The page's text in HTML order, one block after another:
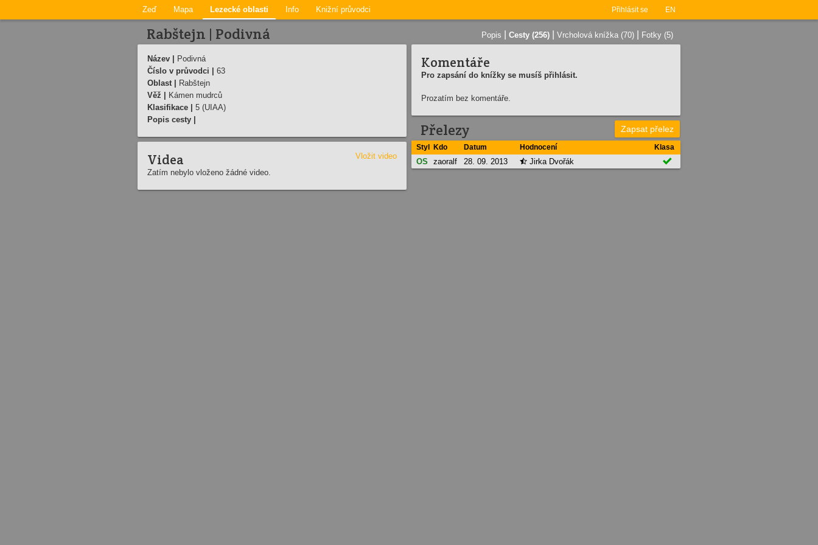
Přihlásit se EN
Zeď Mapa Lezecké oblasti Info Knižní průvodci
Rabštejn | Podivná Popis Cesty (256) Vrcholová knížka (70) Fotky (5)
Název |
Podivná
Číslo v průvodci |
63
Oblast |
Rabštejn
Věž |
Kámen mudrců
Klasifikace |
5 (UIAA)
Popis cesty |
Videa
Vložit video
Zatím nebylo vloženo žádné video.
Komentáře
Pro zapsání do knížky se musíš přihlásit.
Prozatím bez komentáře.
Přelezy Zapsat přelez
Styl Kdo Datum Hodnocení Klasa
OS zaoralf 28. 09. 2013  Jirka Dvořák 